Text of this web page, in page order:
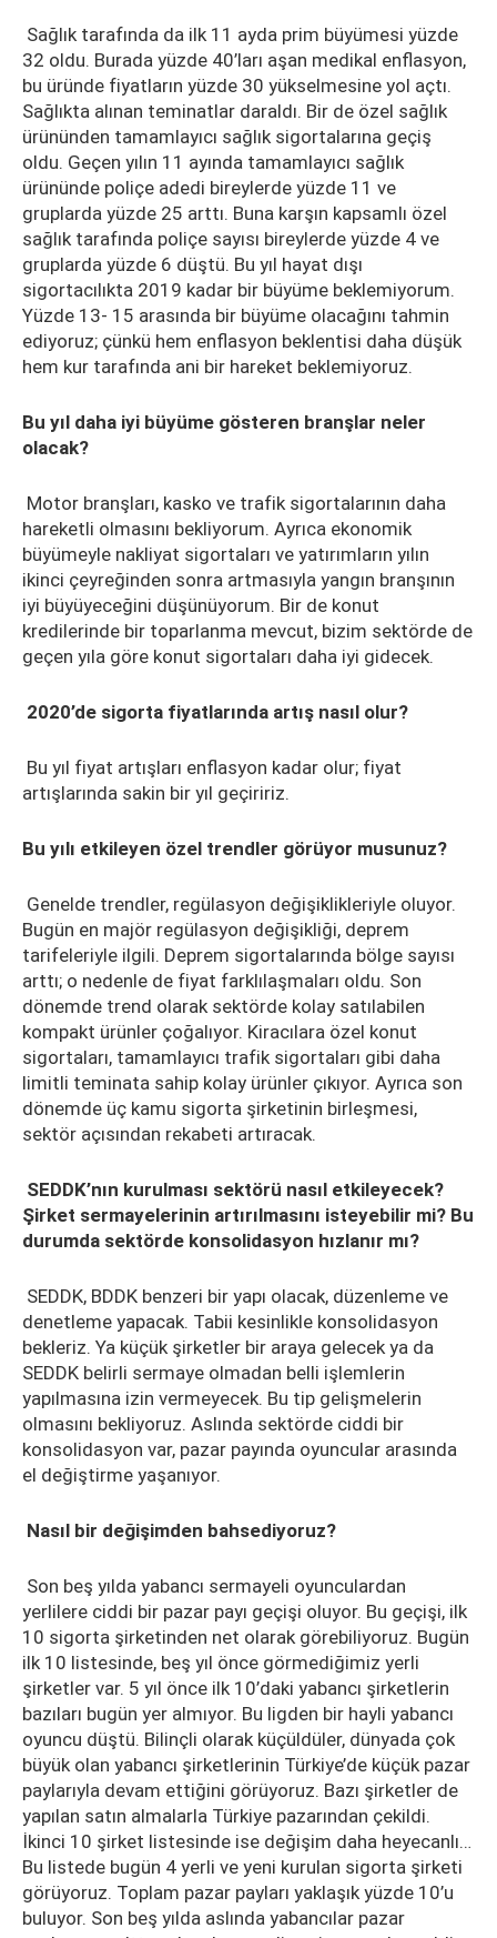
Sağlık tarafında da ilk 11 ayda prim büyümesi yüzde
32 oldu. Burada yüzde 40’ları aşan medikal enflasyon,
bu üründe fiyatların yüzde 30 yükselmesine yol açtı.
Sağlıkta alınan teminatlar daraldı. Bir de özel sağlık
ürününden tamamlayıcı sağlık sigortalarına geçiş
oldu. Geçen yılın 11 ayında tamamlayıcı sağlık
ürününde poliçe adedi bireylerde yüzde 11 ve
gruplarda yüzde 25 arttı. Buna karşın kapsamlı özel
sağlık tarafında poliçe sayısı bireylerde yüzde 4 ve
gruplarda yüzde 6 düştü. Bu yıl hayat dışı
sigortacılıkta 2019 kadar bir büyüme beklemiyorum.
Yüzde 13- 15 arasında bir büyüme olacağını tahmin
ediyoruz; çünkü hem enflasyon beklentisi daha düşük
hem kur tarafında ani bir hareket beklemiyoruz.
Bu yıl daha iyi büyüme gösteren branşlar neler
olacak?
Motor branşları, kasko ve trafik sigortalarının daha
hareketli olmasını bekliyorum. Ayrıca ekonomik
büyümeyle nakliyat sigortaları ve yatırımların yılın
ikinci çeyreğinden sonra artmasıyla yangın branşının
iyi büyüyeceğini düşünüyorum. Bir de konut
kredilerinde bir toparlanma mevcut, bizim sektörde de
geçen yıla göre konut sigortaları daha iyi gidecek.
2020’de sigorta fiyatlarında artış nasıl olur?
Bu yıl fiyat artışları enflasyon kadar olur; fiyat
artışlarında sakin bir yıl geçiririz.
Bu yılı etkileyen özel trendler görüyor musunuz?
Genelde trendler, regülasyon değişiklikleriyle oluyor.
Bugün en majör regülasyon değişikliği, deprem
tarifeleriyle ilgili. Deprem sigortalarında bölge sayısı
arttı; o nedenle de fiyat farklılaşmaları oldu. Son
dönemde trend olarak sektörde kolay satılabilen
kompakt ürünler çoğalıyor. Kiracılara özel konut
sigortaları, tamamlayıcı trafik sigortaları gibi daha
limitli teminata sahip kolay ürünler çıkıyor. Ayrıca son
dönemde üç kamu sigorta şirketinin birleşmesi,
sektör açısından rekabeti artıracak.
SEDDK’nın kurulması sektörü nasıl etkileyecek?
Şirket sermayelerinin artırılmasını isteyebilir mi? Bu
durumda sektörde konsolidasyon hızlanır mı?
SEDDK, BDDK benzeri bir yapı olacak, düzenleme ve
denetleme yapacak. Tabii kesinlikle konsolidasyon
bekleriz. Ya küçük şirketler bir araya gelecek ya da
SEDDK belirli sermaye olmadan belli işlemlerin
yapılmasına izin vermeyecek. Bu tip gelişmelerin
olmasını bekliyoruz. Aslında sektörde ciddi bir
konsolidasyon var, pazar payında oyuncular arasında
el değiştirme yaşanıyor.
Nasıl bir değişimden bahsediyoruz?
Son beş yılda yabancı sermayeli oyunculardan
yerlilere ciddi bir pazar payı geçişi oluyor. Bu geçişi, ilk
10 sigorta şirketinden net olarak görebiliyoruz. Bugün
ilk 10 listesinde, beş yıl önce görmediğimiz yerli
şirketler var. 5 yıl önce ilk 10’daki yabancı şirketlerin
bazıları bugün yer almıyor. Bu ligden bir hayli yabancı
oyuncu düştü. Bilinçli olarak küçüldüler, dünyada çok
büyük olan yabancı şirketlerinin Türkiye’de küçük pazar
paylarıyla devam ettiğini görüyoruz. Bazı şirketler de
yapılan satın almalarla Türkiye pazarından çekildi.
İkinci 10 şirket listesinde ise değişim daha heyecanlı…
Bu listede bugün 4 yerli ve yeni kurulan sigorta şirketi
görüyoruz. Toplam pazar payları yaklaşık yüzde 10’u
buluyor. Son beş yılda aslında yabancılar pazar